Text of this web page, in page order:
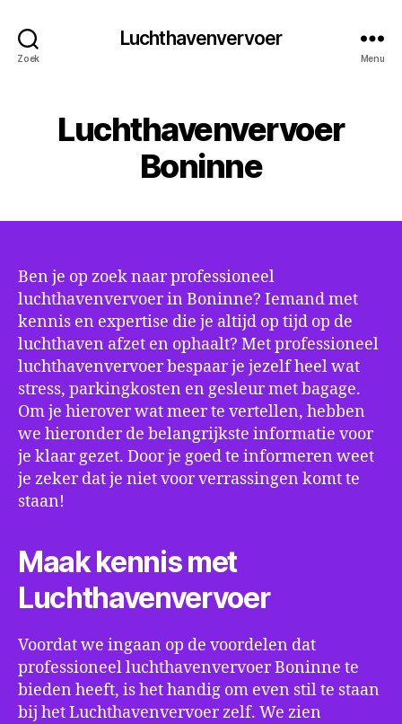
Zoek
Luchthavenvervoer
Menu
Luchthavenvervoer
Boninne
Ben je op zoek naar professioneel
luchthavenvervoer in Boninne? Iemand met
kennis en expertise die je altijd op tijd op de
luchthaven afzet en ophaalt? Met professioneel
luchthavenvervoer bespaar je jezelf heel wat
stress, parkingkosten en gesleur met bagage.
Om je hierover wat meer te vertellen, hebben
we hieronder de belangrijkste informatie voor
je klaar gezet. Door je goed te informeren weet
je zeker dat je niet voor verrassingen komt te
staan!
Maak kennis met
Luchthavenvervoer
Voordat we ingaan op de voordelen dat
professioneel luchthavenvervoer Boninne te
bieden heeft, is het handig om even stil te staan
bij het Luchthavenvervoer zelf. We zien